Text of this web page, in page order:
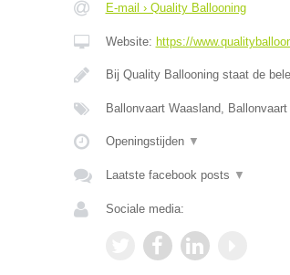
E-mail › Quality Ballooning
Website: https://
Bij Quality Ballooning staat de
Ballonvaart Waasland,
Openingstijden ▼
Laatste facebook posts ▼
Sociale media: